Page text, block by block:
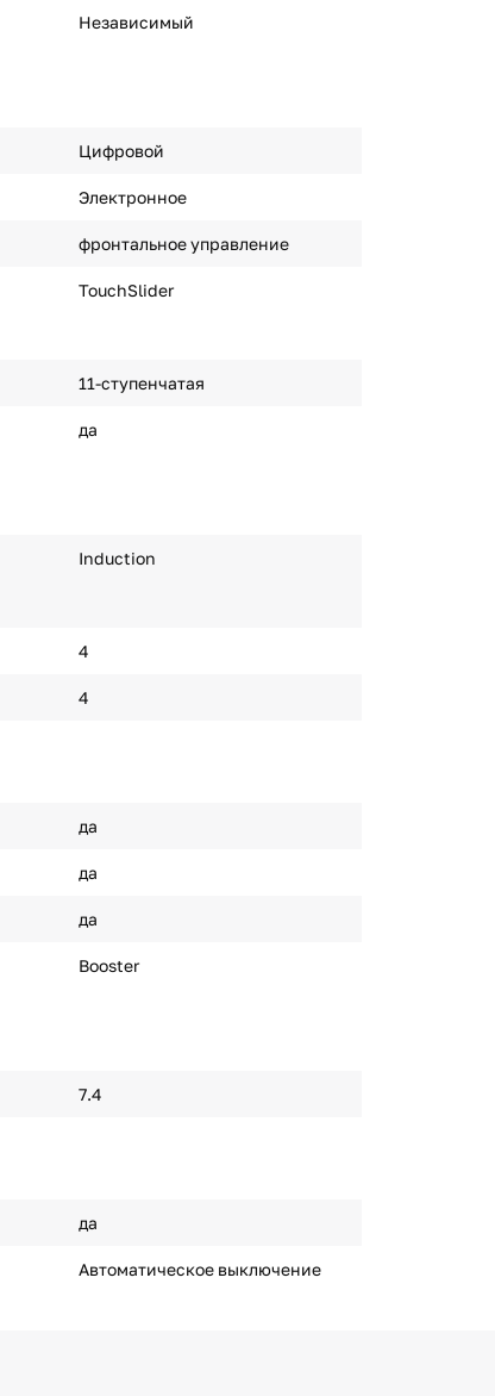
Независимый
Цифровой
Электронное
фронтальное управление
TouchSlider
11-ступенчатая
да
Induction
4
4
да
да
да
Booster
7.4
да
Автоматическое выключение